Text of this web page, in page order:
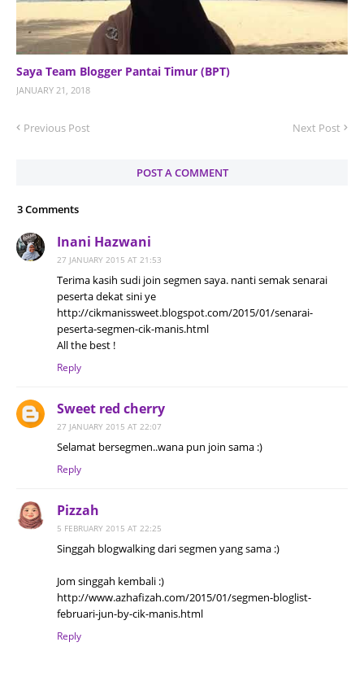
Saya Team Blogger Pantai Timur (BPT)
JANUARY 21, 2018
Previous Post Next Post
POST A COMMENT
3 Comments
Inani Hazwani
27 JANUARY 2015 AT 21:53
Terima kasih sudi join segmen saya. nanti semak senarai
peserta dekat sini ye
http://cikmanissweet.blogspot.com/2015/01/senarai-
peserta-segmen-cik-manis.html
All the best !
Reply
Sweet red cherry
27 JANUARY 2015 AT 22:07
Selamat bersegmen..wana pun join sama :)
Reply
Pizzah
5 FEBRUARY 2015 AT 22:25
Singgah blogwalking dari segmen yang sama :)
Jom singgah kembali :)
http://www.azhafizah.com/2015/01/segmen-bloglist-
februari-jun-by-cik-manis.html
Reply